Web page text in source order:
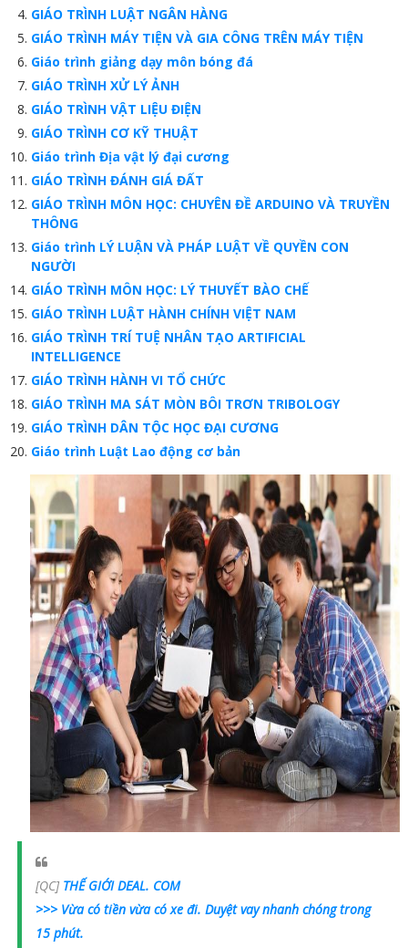
GIÁO TRÌNH LUẬT NGÂN HÀNG
GIÁO TRÌNH MÁY TIỆN VÀ GIA CÔNG TRÊN MÁY TIỆN
Giáo trình giảng dạy môn bóng đá
GIÁO TRÌNH XỬ LÝ ẢNH
GIÁO TRÌNH VẬT LIỆU ĐIỆN
GIÁO TRÌNH CƠ KỸ THUẬT
Giáo trình Địa vật lý đại cương
GIÁO TRÌNH ĐÁNH GIÁ ĐẤT
GIÁO TRÌNH MÔN HỌC: CHUYÊN ĐỀ ARDUINO VÀ TRUYỀN
THÔNG
Giáo trình LÝ LUẬN VÀ PHÁP LUẬT VỀ QUYỀN CON
NGƯỜI
GIÁO TRÌNH MÔN HỌC: LÝ THUYẾT BÀO CHẾ
GIÁO TRÌNH LUẬT HÀNH CHÍNH VIỆT NAM
GIÁO TRÌNH TRÍ TUỆ NHÂN TẠO ARTIFICIAL
INTELLIGENCE
GIÁO TRÌNH HÀNH VI TỔ CHỨC
GIÁO TRÌNH MA SÁT MÒN BÔI TRƠN TRIBOLOGY
GIÁO TRÌNH DÂN TỘC HỌC ĐẠI CƯƠNG
Giáo trình Luật Lao động cơ bản
[QC] THẾ GIỚI DEAL. COM
>>> Vừa có tiền vừa có xe đi. Duyệt vay nhanh chóng trong
15 phút.